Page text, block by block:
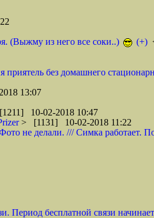
(Выжму из него все соки..)
(+)
без домашнего
13:07
10-02-2018 10:47
> [1131] 10-02-2018 11:22
не делали. /// Симка работает.
Период бесплатной связи